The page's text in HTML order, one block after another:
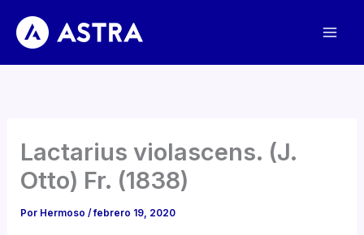
contenido
Lactarius violascens. (J.
Otto) Fr. (1838)
Por Hermoso/febrero 19, 2020